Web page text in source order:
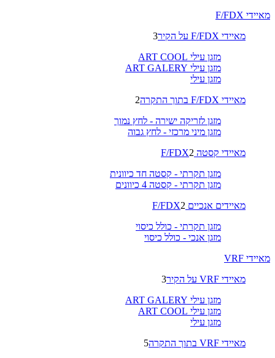
מאיידי F/FDX
מאיידי F/FDX על הקיר
3
מזגן עילי ART COOL
מזגן עילי ART GALERY
מזגן עילי
מאיידי F/FDX בתוך התקרה
2
מזגן לזריקה ישירה - לחץ נמוך
מזגן מיני מרכזי - לחץ גבוה
מאיידי קסטה F/FDX 2
מזגן תקרתי - קסטה חד כיוונית
מזגן תקרתי - קסטה 4 כיוונים
מאיידים אנכיים F/FDX 2
מזגן תקרתי - כולל כיסוי
מזגן אנכי - כולל כיסוי
מאיידי VRF
מאיידי VRF על הקיר
3
מזגן עילי ART GALERY
מזגן עילי ART COOL
מזגן עילי
מאיידי VRF בתוך התקרה
5